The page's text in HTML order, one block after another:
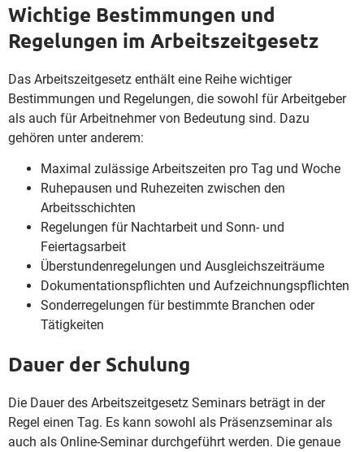
Wichtige Bestimmungen und
Regelungen im Arbeitszeitgesetz
Das Arbeitszeitgesetz enthält eine Reihe wichtiger
Bestimmungen und Regelungen, die sowohl für Arbeitgeber
als auch für Arbeitnehmer von Bedeutung sind. Dazu
gehören unter anderem:
Maximal zulässige Arbeitszeiten pro Tag und Woche
Ruhepausen und Ruhezeiten zwischen den
Arbeitsschichten
Regelungen für Nachtarbeit und Sonn- und
Feiertagsarbeit
Überstundenregelungen und Ausgleichszeiträume
Dokumentationspflichten und Aufzeichnungspflichten
Sonderregelungen für bestimmte Branchen oder
Tätigkeiten
Dauer der Schulung
Die Dauer des Arbeitszeitgesetz Seminars beträgt in der
Regel einen Tag. Es kann sowohl als Präsenzseminar als
auch als Online-Seminar durchgeführt werden. Die genaue